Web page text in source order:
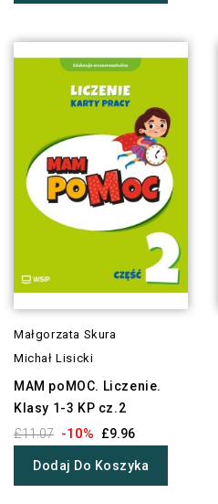
Małgorzata Skura
Michał Lisicki
MAM poMOC. Liczenie.
Klasy 1-3 KP cz.2
£11.07 -10% £9.96
Dodaj Do Koszyka